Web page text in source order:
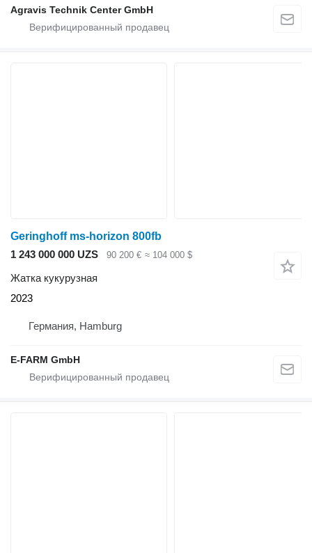
Agravis Technik Center GmbH
Geringhoff ms-horizon 800fb
1 243 000 000 UZS
90 200 € ≈ 104 000 $
Жатка кукурузная
2023
Германия, Hamburg
E-FARM GmbH